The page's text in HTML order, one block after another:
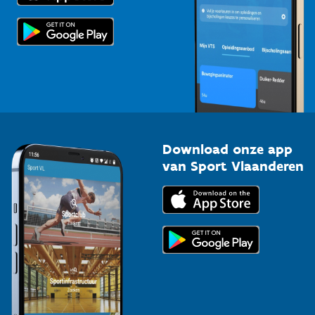
Topsporters
Download onze app
van Sport Vlaanderen